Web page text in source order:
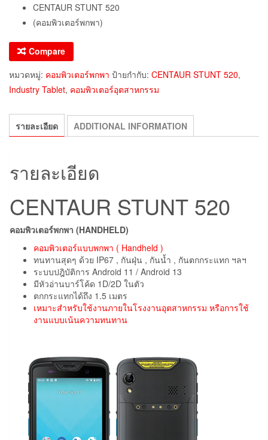
CENTAUR STUNT 520
(คอมพิวเตอร์พกพา)
Compare
หมวดหมู่: คอมพิวเตอร์พกพา ป้ายกำกับ: CENTAUR STUNT 520,
Industry Tablet, คอมพิวเตอร์อุตสาหกรรม
รายละเอียด ADDITIONAL INFORMATION
รายละเอียด
CENTAUR STUNT 520
คอมพิวเตอร์พกพา (HANDHELD)
คอมพิวเตอร์แบบพกพา ( Handheld )
ทนทานสุดๆ ด้วย IP67 , กันฝุ่น , กันน้ำ , กันตกกระแทก ฯลฯ
ระบบปฎิบัติการ Android 11 / Android 13
มีหัวอ่านบาร์โค้ด 1D/2D ในตัว
ตกกระแทกได้ถึง 1.5 เมตร
เหมาะสำหรับใช้งานภายในโรงงานอุตสาหกรรม หรือการใช้
งานแบบเน้นความทนทาน